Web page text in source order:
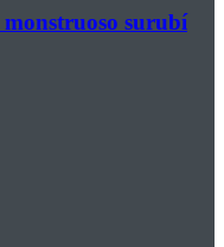
monstruoso surubí